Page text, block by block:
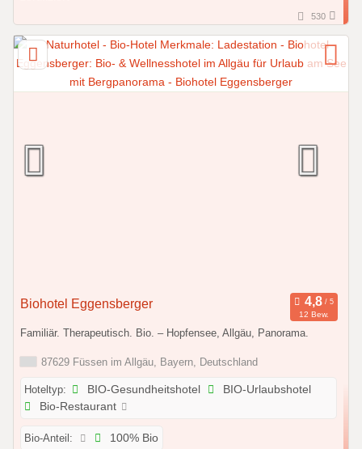
530
Biohotel Eggensberger
12 Bew.
Familiär. Therapeutisch. Bio. – Hopfensee, Allgäu, Panorama.
87629 Füssen im Allgäu, Bayern, Deutschland
Hoteltyp: BIO-Gesundheitshotel
BIO-Urlaubshotel
Bio-Restaurant
Bio-Anteil: 100% Bio